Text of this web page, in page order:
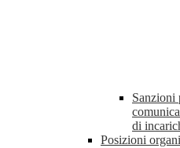
Sanzioni
di
Posizioni